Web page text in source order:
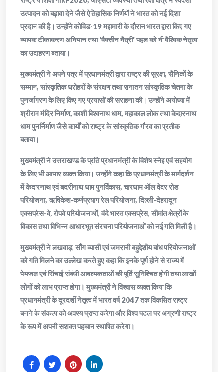
उत्पादन को बढ़ावा देने जैसे ऐतिहासिक निर्णयों ने भारत को नई दिशा
प्रदान की है। उन्होंने कोविड-19 महामारी के दौरान भारत द्वारा किए गए
व्यापक टीकाकरण अभियान तथा ‘वैक्सीन मैत्री’ पहल को भी वैश्विक नेतृत्व
का उदाहरण बताया।
मुख्यमंत्री ने अपने पत्र में प्रधानमंत्री द्वारा राष्ट्र की सुरक्षा, सैनिकों के
सम्मान, सांस्कृतिक धरोहरों के संरक्षण तथा सनातन सांस्कृतिक चेतना के
पुनर्जागरण के लिए किए गए प्रयासों की सराहना की। उन्होंने अयोध्या में
श्रीराम मंदिर निर्माण, काशी विश्वनाथ धाम, महाकाल लोक तथा केदारनाथ
धाम पुनर्निर्माण जैसे कार्यों को राष्ट्र के सांस्कृतिक गौरव का प्रतीक
बताया।
मुख्यमंत्री ने उत्तराखण्ड के प्रति प्रधानमंत्री के विशेष स्नेह एवं सहयोग
के लिए भी आभार व्यक्त किया। उन्होंने कहा कि प्रधानमंत्री के मार्गदर्शन
में केदारनाथ एवं बदरीनाथ धाम पुनर्विकास, चारधाम ऑल वेदर रोड
परियोजना, ऋषिकेश-कर्णप्रयाग रेल परियोजना, दिल्ली-देहरादून
एक्सप्रेस-वे, रोपवे परियोजनाओं, वंदे भारत एक्सप्रेस, सीमांत क्षेत्रों के
विकास तथा विभिन्न आधारभूत संरचना परियोजनाओं को नई गति मिली है।
मुख्यमंत्री ने लखवाड़, सौंग व्यासी एवं जमरानी बहुद्देशीय बांध परियोजनाओं
को गति मिलने का उल्लेख करते हुए कहा कि इनके पूर्ण होने से राज्य में
पेयजल एवं सिंचाई संबंधी आवश्यकताओं की पूर्ति सुनिश्चित होगी तथा लाखों
लोगों को लाभ प्राप्त होगा। मुख्यमंत्री ने विश्वास व्यक्त किया कि
प्रधानमंत्री के दूरदर्शी नेतृत्व में भारत वर्ष 2047 तक विकसित राष्ट्र
बनने के संकल्प को अवश्य प्राप्त करेगा और विश्व पटल पर अग्रणी राष्ट्र
के रूप में अपनी सशक्त पहचान स्थापित करेगा।